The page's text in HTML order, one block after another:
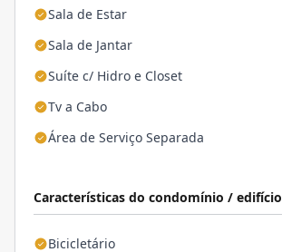
Sala de Estar
Sala de Jantar
Suíte c/ Hidro e Closet
Tv a Cabo
Área de Serviço Separada
Características do condomínio / edifício
Bicicletário